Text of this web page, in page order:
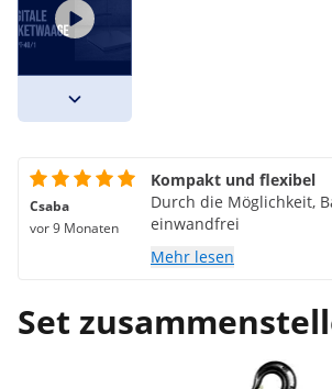
Csaba
vor 9 Monaten
Kompakt und flexibel
Durch die Möglichkeit,
einwandfrei
Mehr lesen
Set